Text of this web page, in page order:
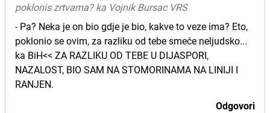
poklonis zrtvama? ka Vojnik Bursac VRS
- Pa? Neka je on bio gdje je bio, kakve to veze ima? Eto,
poklonio se ovim, za razliku od tebe smeće neljudsko...
ka BiH<< ZA RAZLIKU OD TEBE U DIJASPORI,
NAZALOST, BIO SAM NA STOMORINAMA NA LINIJI I
RANJEN.
Odgovori